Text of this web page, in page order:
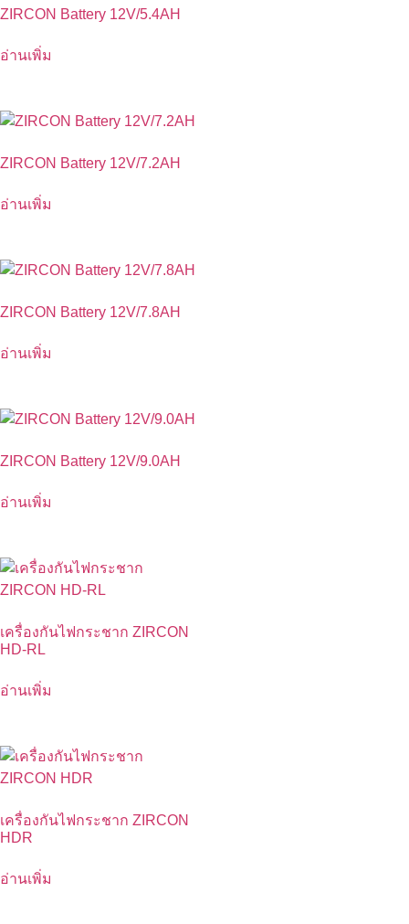
ZIRCON Battery 12V/5.4AH
อ่านเพิ่ม
ZIRCON Battery 12V/7.2AH
อ่านเพิ่ม
ZIRCON Battery 12V/7.8AH
อ่านเพิ่ม
ZIRCON Battery 12V/9.0AH
อ่านเพิ่ม
เครื่องกันไฟกระชาก ZIRCON
HD-RL
อ่านเพิ่ม
เครื่องกันไฟกระชาก ZIRCON
HDR
อ่านเพิ่ม